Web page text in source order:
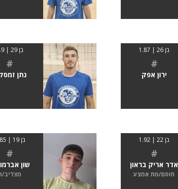
בן 26 | 1.87
#
ירון אפק
בן 29 | 1.9
#
נתן
בן 22 | 1.92
#
אדר אריק בראון
חוסם/מת אמצע
בן 19 | 1.85
#
שון
מצליב/